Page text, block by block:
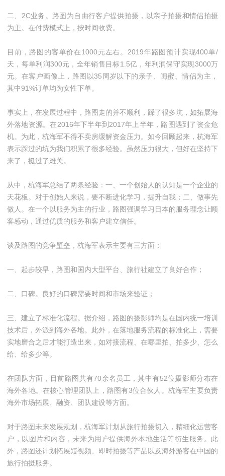
二、2C业务。路图为自由行客户提供拍摄，以亲子拍摄和情侣拍摄
为主。在付费模式上，按时间收费。
目前，路图的客单价在1000元左右。2019年路图预计实现400单/
天，每单利润300元，全年销售目标1.5亿，年利润保守实现3000万
元。在客户画像上，路图以35周岁以下的亲子、闺蜜、情侣为主，
其中91%订单均为女性下单。
事实上，在发展过程中，路图走的并不顺利，踩了很多坑，如拓展海
外落地资源。在2016年下半年到2017年上半年，路图遇到了资金危
机。为此，杭海军不得不卖房缓解资金压力。如今回顾起来，杭海军
表示踩过的坑为我们积累了很多经验。虽然压力很大，但好在坚持下
来了，挺过了难关。
从中，杭海军总结了两条经验：一、一个创始人的认知是一个企业的
天花板。对于创始人来说，要不断进化学习，提升自我；二、做事先
做人。在一个以服务为主的行业，路图强调学习日本的服务理念让顾
客感动，通过优质的服务和客户建立信任。
谈及路图的竞争壁垒，杭海军表示主要有三方面：
一、起步较早，路图和国内大型平台、旅行社建立了良好合作；
二、口碑。良好的口碑需要时间和市场来验证；
三、建立了标准化流程。据介绍，路图的摄影师均是在国内统一培训
技术后，外派到海外各地。此外，在落地服务流程的标准化上，需要
实地磨合之后才能打造出来，如对接流程、在哪里拍、拍多少、怎么
给、给多少等。
在团队方面，目前路图共有70余名员工，其中有52位摄影师分布在
海外各地。在核心管理团队上，路图有3位合伙人。杭海军主要负责
海外市场拓展、融资、团队建设等方面。
对于路图未来发展规划，杭海军计划从旅行拍摄切入，精细化运营客
户，以图片和内容，未来为用户提供海外本地生活等衍生服务。此
外，路图还计划拓展短视频、即时拍摄等产品以及海外游客在中国的
旅行拍摄服务。